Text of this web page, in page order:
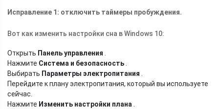
Исправление 1: отключить таймеры пробуждения.
Вот как изменить настройки сна в Windows 10:
Открыть Панель управления
Нажмите Система и безопасность
Выбирать Параметры электропитания
Перейдите к плану электропитания, который вы используете
сейчас.
Нажмите Изменить настройки плана